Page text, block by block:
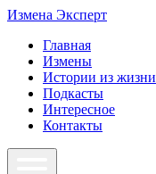
Измена Эксперт
Главная
Измены
Истории из жизни
Подкасты
Интересное
Контакты